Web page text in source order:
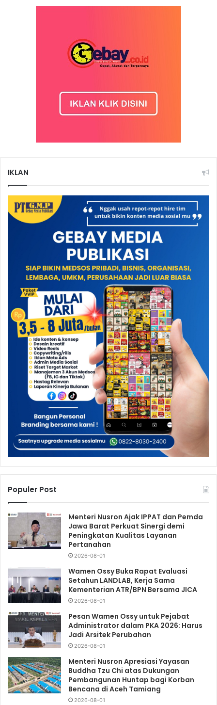
IKLAN
Populer Post
Menteri Nusron Ajak IPPAT dan Pemda
Jawa Barat Perkuat Sinergi demi
Peningkatan Kualitas Layanan
Pertanahan
2026-08-01
Wamen Ossy Buka Rapat Evaluasi
Setahun LANDLAB, Kerja Sama
Kementerian ATR/BPN Bersama JICA
2026-08-01
Pesan Wamen Ossy untuk Pejabat
Administrator dalam PKA 2026: Harus
Jadi Arsitek Perubahan
2026-08-01
Menteri Nusron Apresiasi Yayasan
Buddha Tzu Chi atas Dukungan
Pembangunan Huntap bagi Korban
Bencana di Aceh Tamiang
2026-08-01